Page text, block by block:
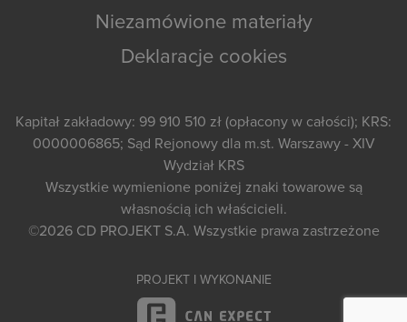
Niezamówione materiały
Deklaracje cookies
Kapitał zakładowy: 99 910 510 zł (opłacony w całości); KRS:
0000006865; Sąd Rejonowy dla m.st. Warszawy - XIV
Wydział KRS
Wszystkie wymienione poniżej znaki towarowe są
własnością ich właścicieli.
©2026 CD PROJEKT S.A. Wszystkie prawa zastrzeżone
PROJEKT I WYKONANIE